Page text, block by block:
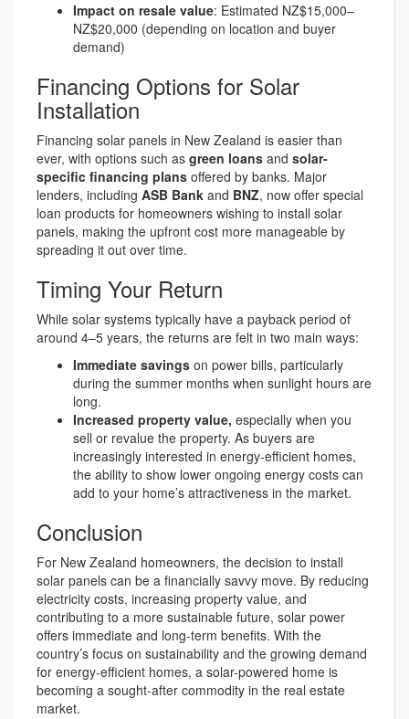
Impact on resale value: Estimated NZ$15,000–
NZ$20,000 (depending on location and buyer
demand)
Financing Options for Solar
Installation
Financing solar panels in New Zealand is easier than
ever, with options such as green loans and solar-
specific financing plans offered by banks. Major
lenders, including ASB Bank and BNZ, now offer special
loan products for homeowners wishing to install solar
panels, making the upfront cost more manageable by
spreading it out over time.
Timing Your Return
While solar systems typically have a payback period of
around 4–5 years, the returns are felt in two main ways:
Immediate savings on power bills, particularly
during the summer months when sunlight hours are
long.
Increased property value, especially when you
sell or revalue the property. As buyers are
increasingly interested in energy-efficient homes,
the ability to show lower ongoing energy costs can
add to your home’s attractiveness in the market.
Conclusion
For New Zealand homeowners, the decision to install
solar panels can be a financially savvy move. By reducing
electricity costs, increasing property value, and
contributing to a more sustainable future, solar power
offers immediate and long-term benefits. With the
country’s focus on sustainability and the growing demand
for energy-efficient homes, a solar-powered home is
becoming a sought-after commodity in the real estate
market.